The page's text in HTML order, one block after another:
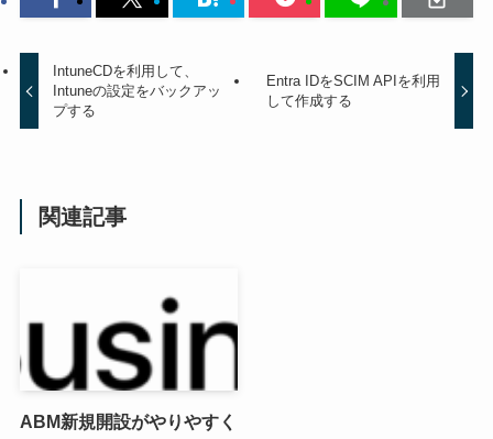
IntuneCDを利用して、
Intuneの設定をバックアッ
プする
Entra IDをSCIM APIを利用
して作成する
関連記事
ABM新規開設がやりやすく